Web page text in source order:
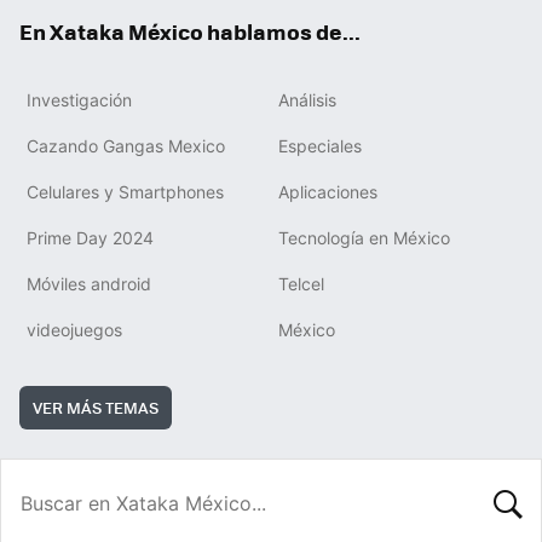
En Xataka México hablamos de...
Investigación Análisis
Cazando Gangas Mexico Especiales
Celulares y Smartphones Aplicaciones
Prime Day 2024 Tecnología en México
Móviles android Telcel
videojuegos México
VER MÁS TEMAS